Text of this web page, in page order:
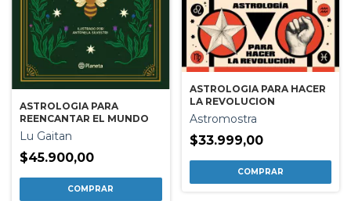
ASTROLOGIA PARA
REENCANTAR EL MUNDO
Lu Gaitan
$45.900,00
ASTROLOGIA PARA HACER
LA REVOLUCION
Astromostra
$33.999,00